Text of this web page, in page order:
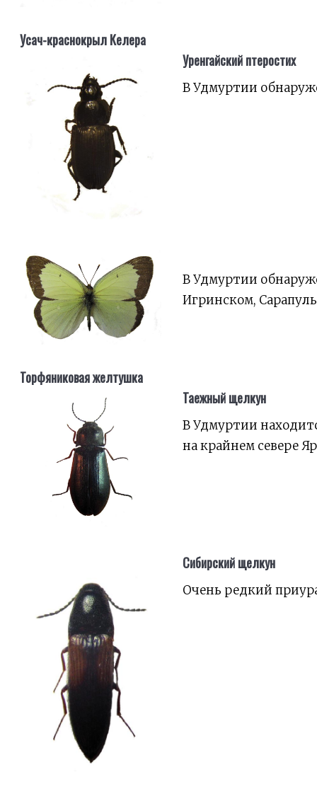
Усач-краснокрыл Келера
Уренгайский птеростих
В Удмуртии
Торфяниковая желтушка
В Удмуртии
Игринском,
Таежный щелкун
В Удмуртии
на крайнем севере
Сибирский щелкун
Очень редкий